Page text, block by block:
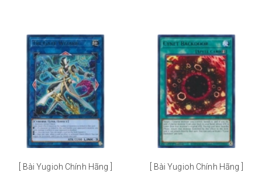
[ Bài Yugioh Chính Hãng ]
[ Bài Yugioh Chính Hãng ]